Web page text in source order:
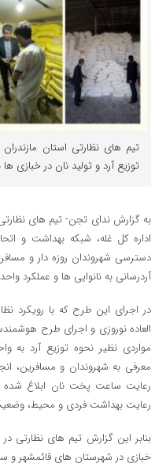
تیم های نظارتی استان
توزیع آرد و تولید نان در خبازی
به گزارش ندای تجن- تیم های
اداره کل غله، شبکه بهداشت و
دسترسی شهروندان روزه دار و
آردرسانی به نانوایی ها و عملکرد
در اجرای این طرح که با رویکرد
العاده نوروزی و اجرای طرح
مواردی نظیر نحوه توزیع آرد
معرفی به شهروندان و مسافرین،
رعایت ساعت پخت نان ابلاغ شده
رعایت بهداشت فردی و محیط، وضعیت
خبازی در شهرستان های قائمشهر و